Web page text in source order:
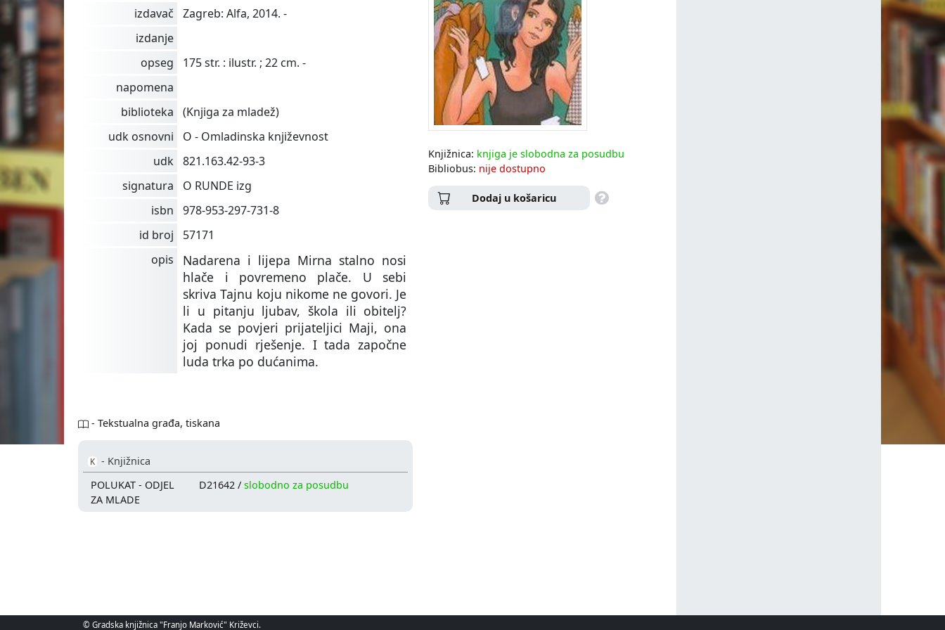
izdavač
Zagreb: Alfa, 2014. -
izdanje
opseg
175 str. : ilustr. ; 22 cm. -
napomena
biblioteka
(Knjiga za mladež)
udk osnovni
O - Omladinska književnost
udk
821.163.42-93-3
signatura
O RUNDE izg
isbn
978-953-297-731-8
id broj
57171
opis
Nadarena i lijepa Mirna stalno nosi
hlače i povremeno plače. U sebi
skriva Tajnu koju nikome ne govori. Je
li u pitanju ljubav, škola ili obitelj?
Kada se povjeri prijateljici Maji, ona
joj ponudi rješenje. I tada započne
luda trka po dućanima.
- Tekstualna građa, tiskana
K - Knjižnica
POLUKAT - ODJEL
ZA MLADE
D21642 / slobodno za posudbu
Knjižnica: knjiga je slobodna za posudbu
Bibliobus: nije dostupno
Dodaj u košaricu
© Gradska knjižnica "Franjo Marković" Križevci.